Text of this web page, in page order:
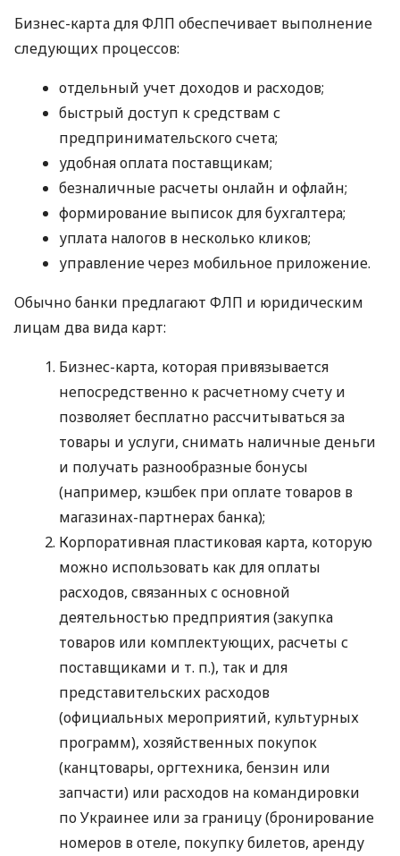
Бизнес-карта для ФЛП обеспечивает выполнение
следующих процессов:
отдельный учет доходов и расходов;
быстрый доступ к средствам с
предпринимательского счета;
удобная оплата поставщикам;
безналичные расчеты онлайн и офлайн;
формирование выписок для бухгалтера;
уплата налогов в несколько кликов;
управление через мобильное приложение.
Обычно банки предлагают ФЛП и юридическим
лицам два вида карт:
Бизнес-карта, которая привязывается
непосредственно к расчетному счету и
позволяет бесплатно рассчитываться за
товары и услуги, снимать наличные деньги
и получать разнообразные бонусы
(например, кэшбек при оплате товаров в
магазинах-партнерах банка);
Корпоративная пластиковая карта, которую
можно использовать как для оплаты
расходов, связанных с основной
деятельностью предприятия (закупка
товаров или комплектующих, расчеты с
поставщиками и т. п.), так и для
представительских расходов
(официальных мероприятий, культурных
программ), хозяйственных покупок
(канцтовары, оргтехника, бензин или
запчасти) или расходов на командировки
по Украинее или за границу (бронирование
номеров в отеле, покупку билетов, аренду